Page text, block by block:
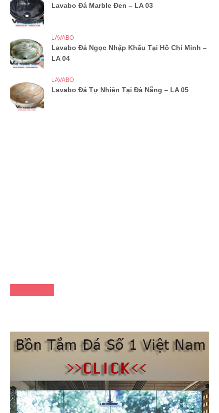
Lavabo Đá Marble Đen – LA 03
LAVABO
Lavabo Đá Ngọc Nhập Khẩu Tại Hồ Chí Minh –
LA 04
LAVABO
Lavabo Đá Tự Nhiên Tại Đà Nẵng – LA 05